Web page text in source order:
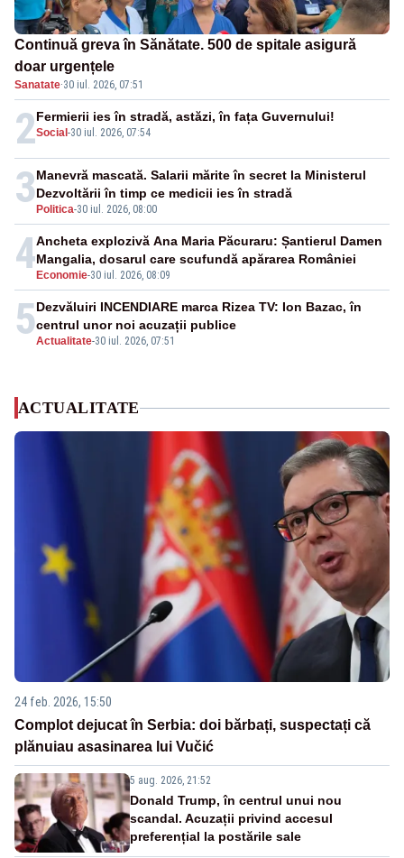
Continuă greva în Sănătate. 500 de spitale asigură
doar urgențele
Sanatate·30 iul. 2026, 07:51
2Social -30 iul. 2026, 07:54
Fermierii ies în stradă, astăzi, în fața Guvernului!
3 Politica-30 iul. 2026, 08:00
Manevră mascată. Salarii mărite în secret la Ministerul
Dezvoltării în timp ce medicii ies în stradă
4 Economie-30 iul. 2026, 08:09
Ancheta explozivă Ana Maria Păcuraru: Șantierul Damen
Mangalia, dosarul care scufundă apărarea României
5Actualitate-30 iul. 2026, 07:51
Dezvăluiri INCENDIARE marca Rizea TV: Ion Bazac, în
centrul unor noi acuzații publice
ACTUALITATE
24 feb. 2026, 15:50
Complot dejucat în Serbia: doi bărbați, suspectați că
plănuiau asasinarea lui Vučić
5 aug. 2026, 21:52
Donald Trump, în centrul unui nou
scandal. Acuzații privind accesul
preferențial la postările sale